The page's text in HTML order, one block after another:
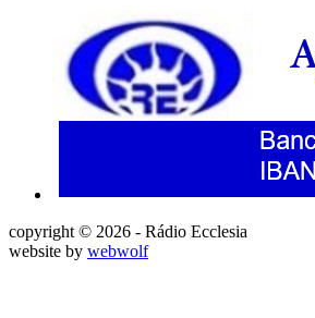
copyright © 2026 - Rádio Ecclesia
website by webwolf